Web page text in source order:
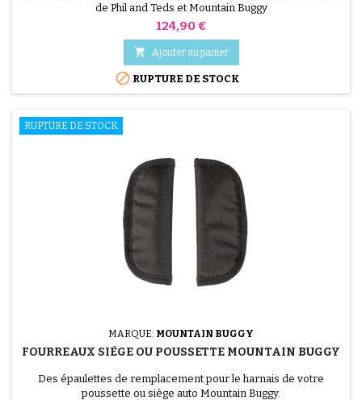
de Phil and Teds et Mountain Buggy
Prix
124,90 €
 Ajouter au panier
 RUPTURE DE STOCK
RUPTURE DE STOCK
MARQUE: MOUNTAIN BUGGY
FOURREAUX SIÈGE OU POUSSETTE MOUNTAIN BUGGY
Des épaulettes de remplacement pour le harnais de votre
poussette ou siège auto Mountain Buggy.